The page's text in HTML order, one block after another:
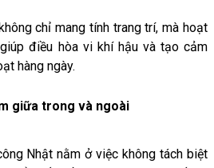
chỉ mang tính trang trí, mà hoạt
điều hòa vi khí hậu và tạo cảm
hàng ngày.
giữa trong và ngoài
Nhật nằm ở việc không tách biệt